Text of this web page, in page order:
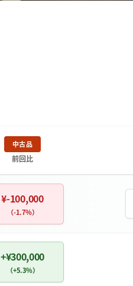
中古品
前回比
¥-100,000
（-1.7%）
+¥300,000
（+5.3%）